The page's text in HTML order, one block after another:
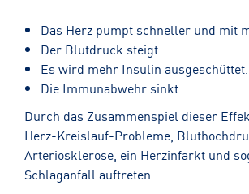
Das Herz pumpt schneller und mit
Der Blutdruck steigt.
Es wird mehr Insulin ausgeschüttet.
Die Immunabwehr sinkt.
Durch das Zusammenspiel dieser
Herz-Kreislauf-Probleme,
Arteriosklerose, ein Herzinfarkt und
Schlaganfall auftreten.